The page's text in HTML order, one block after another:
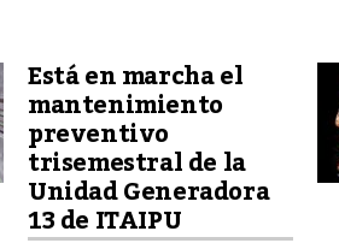
Está en marcha el
mantenimiento
preventivo
trisemestral de la
Unidad Generadora
13 de ITAIPU